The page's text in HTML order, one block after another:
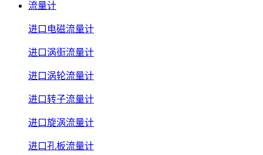
流量计
进口电磁流量计
进口涡街流量计
进口涡轮流量计
进口转子流量计
进口旋涡流量计
进口孔板流量计